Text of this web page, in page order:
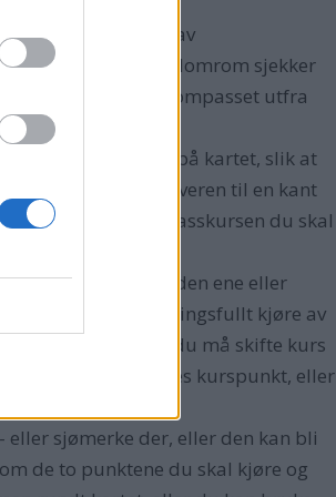
fjerne, og så lese av
du med jevne mellomrom sjekker
du å styre etter kompasset utfra
på kartet, slik at
du parallellforskyveren til en kant
du lese av kompasskursen du skal
stort avvik det er i den ene eller
kan du fortrøstningsfullt kjøre av
en lengre rute der du må skifte kurs
skifter kurs, kalles kurspunkt, eller
eller sjømerke der, eller den kan bli
de to punktene du skal kjøre og